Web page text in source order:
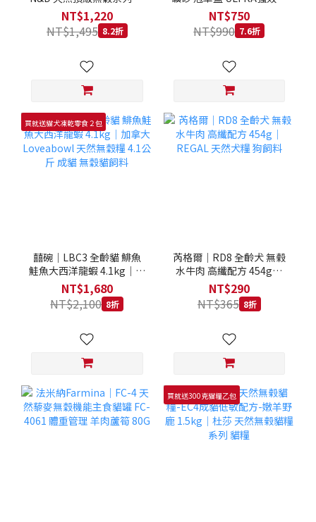
內/結紮貓 雞肉石榴 1.5KG
NT$1,220
NT$1,495 8.2折
臭 40LB｜Cat Litter 40磅
士
NT$750
NT$990 7.6折
買就送貓犬凍乾零食２包
囍碗｜LBC3 全齡貓 鯡魚
鮭魚大西洋龍蝦 4.1kg｜加
拿大 Loveabowl 天然無穀
糧 4.1公斤 成貓 無穀貓飼
料
NT$1,680
NT$2,100 8折
芮格爾｜RD8 全齡犬 無榖
水牛肉 高纖配方 454g｜
REGAL 天然犬糧 狗飼料
NT$290
NT$365 8折
買就送300克貓糧乙包